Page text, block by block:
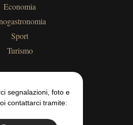
Economia
Sport
Turismo
segnalazioni, foto e
contattarci tramite: